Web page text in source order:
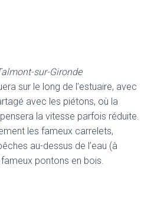
sur-Gironde
sur le long de l’estuaire, avec
avec les piétons, où la
la vitesse parfois réduite.
les fameux carrelets,
au-dessus de l’eau (à
pontons en bois.